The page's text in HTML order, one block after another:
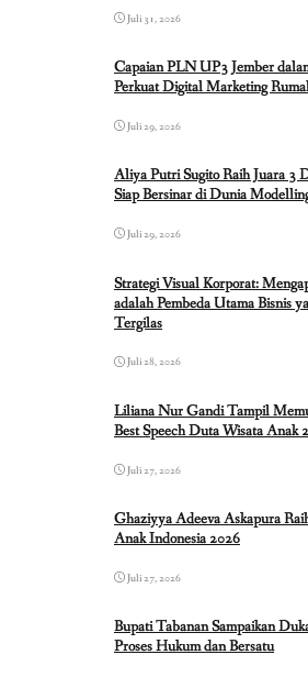
Juli 31, 2026
Capaian PLN UP3 Jember
Perkuat Digital Marketing
Juli 29, 2026
Aliya Putri Sugito Raih Juara 3
Siap Bersinar di Dunia
Juli 29, 2026
Strategi Visual Korporat:
adalah Pembeda Utama Bisnis
Tergilas
Juli 28, 2026
Liliana Nur Gandi Tampil
Best Speech Duta Wisata Anak
Juli 27, 2026
Ghaziyya Adeeva Askapura
Anak Indonesia 2026
Juli 27, 2026
Bupati Tabanan Sampaikan
Proses Hukum dan Bersatu